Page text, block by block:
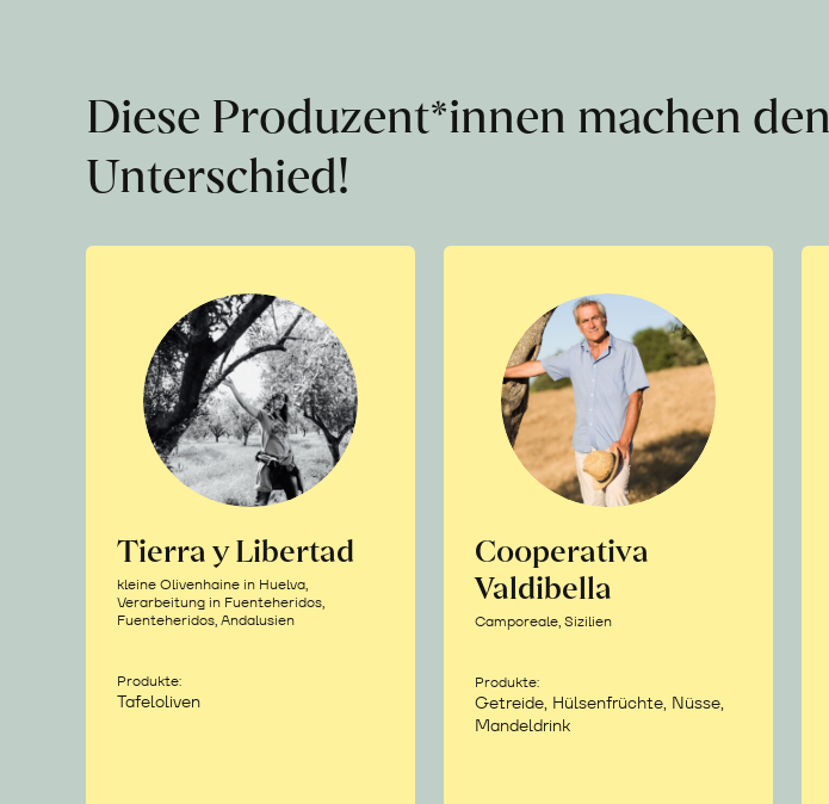
Diese Produzent*innen machen den
Unterschied!
Tierra y Libertad
kleine Olivenhaine in Huelva,
Verarbeitung in Fuenteheridos,
Fuenteheridos, Andalusien
Produkte:
Tafeloliven
Cooperativa
Valdibella
Camporeale, Sizilien
Produkte:
Getreide, Hülsenfrüchte, Nüsse,
Mandeldrink